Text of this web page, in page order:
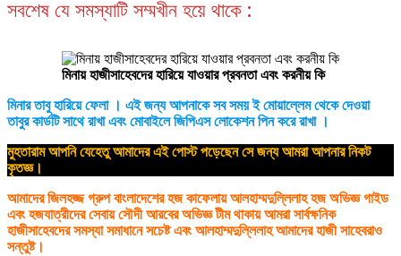
সবশেষ যে সমস্যাটি সম্মখীন হয়ে থাকে :
মিনায় হাজীসাহেবদের হারিয়ে যাওয়ার প্রবনতা এবং করনীয় কি
মিনার তাবু হারিয়ে ফেলা । এই জন্য আপনাকে সব সময় ই মোয়াল্লেম থেকে দেওয়া
তাবুর কার্ডটি সাথে রাখা এবং মোবাইলে জিপিএস লোকেশন পিন করে রাখা ।
মুহতারাম আপনি যেহেতু আমাদের এই পোস্ট পড়েছেন সে জন্য আমরা আপনার নিকট
কৃতজ্ঞ।
আমাদের জিলহজ্জ গ্রুপ বাংলাদেশের হজ কাফেলায় আলহাম্মদুল্লিলাহ হজ অভিজ্ঞ গাইড
এবং হজযাত্রীদের সেবায় সৌদী আরবের অভিজ্ঞ টীম থাকায় আমরা সার্বক্ষনিক
হাজীসাহেবদের সমস্যা সমাধানে সচেষ্ট এবং আলহাম্মদুল্লিলাহ আমাদের হাজী সাহেবরাও
সন্তুষ্ট।